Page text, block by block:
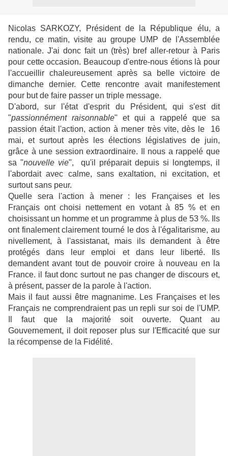
Nicolas SARKOZY, Président de la République élu, a
rendu, ce matin, visite au groupe UMP de l'Assemblée
nationale. J'ai donc fait un (très) bref aller-retour à Paris
pour cette occasion. Beaucoup d'entre-nous étions là pour
l'accueillir chaleureusement après sa belle victoire de
dimanche dernier. Cette rencontre avait manifestement
pour but de faire passer un triple message.
D'abord, sur l'état d'esprit du Président, qui s'est dit
"passionnément raisonnable" et qui a rappelé que sa
passion était l'action, action à mener très vite, dès le 16
mai, et surtout après les élections législatives de juin,
grâce à une session extraordinaire. Il nous a rappelé que
sa "nouvelle vie", qu'il préparait depuis si longtemps, il
l'abordait avec calme, sans exaltation, ni excitation, et
surtout sans peur.
Quelle sera l'action à mener : les Françaises et les
Français ont choisi nettement en votant à 85 % et en
choisissant un homme et un programme à plus de 53 %. Ils
ont finalement clairement tourné le dos à l'égalitarisme, au
nivellement, à l'assistanat, mais ils demandent à être
protégés dans leur emploi et dans leur liberté. Ils
demandent avant tout de pouvoir croire à nouveau en la
France. il faut donc surtout ne pas changer de discours et,
à présent, passer de la parole à l'action.
Mais il faut aussi être magnanime. Les Françaises et les
Français ne comprendraient pas un repli sur soi de l'UMP.
Il faut que la majorité soit ouverte. Quant au
Gouvernement, il doit reposer plus sur l'Efficacité que sur
la récompense de la Fidélité.